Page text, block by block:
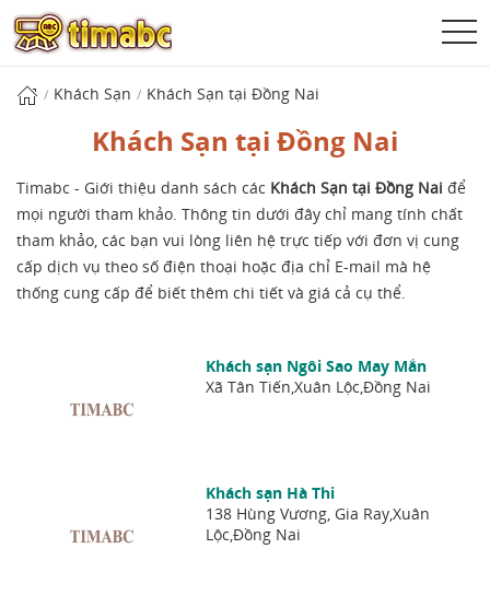
Khách Sạn Khách Sạn tại Đồng Nai
Khách Sạn tại Đồng Nai
Timabc - Giới thiệu danh sách các Khách Sạn tại Đồng Nai để
mọi người tham khảo. Thông tin dưới đây chỉ mang tính chất
tham khảo, các bạn vui lòng liên hệ trực tiếp với đơn vị cung
cấp dịch vụ theo số điện thoại hoặc địa chỉ E-mail mà hệ
thống cung cấp để biết thêm chi tiết và giá cả cụ thể.
Khách sạn Ngôi Sao May Mắn
Xã Tân Tiến,Xuân Lộc,Đồng Nai
Khách sạn Hà Thi
138 Hùng Vương, Gia Ray,Xuân
Lộc,Đồng Nai